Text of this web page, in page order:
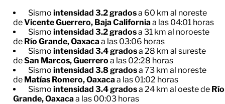
Sismo intensidad 3.2 gradosa 60 km al noreste
deVicente Guerrero, Baja Californiaa las 04:01 horas
Sismo intensidad 3.2 gradosa 31 km al noroeste
de Río Grande, Oaxacaa las 03:06 horas
Sismo intensidad 3.4 gradosa 28 km al sureste
deSan Marcos, Guerrero a las 02:28 horas
Sismo intensidad 3.8 gradosa 73 km al noreste
de Matías Romero, Oaxacaa las 01:02 horas
Sismo intensidad 3.4 gradosa 24 km al oeste de Río
Grande, Oaxacaa las 00:03 horas